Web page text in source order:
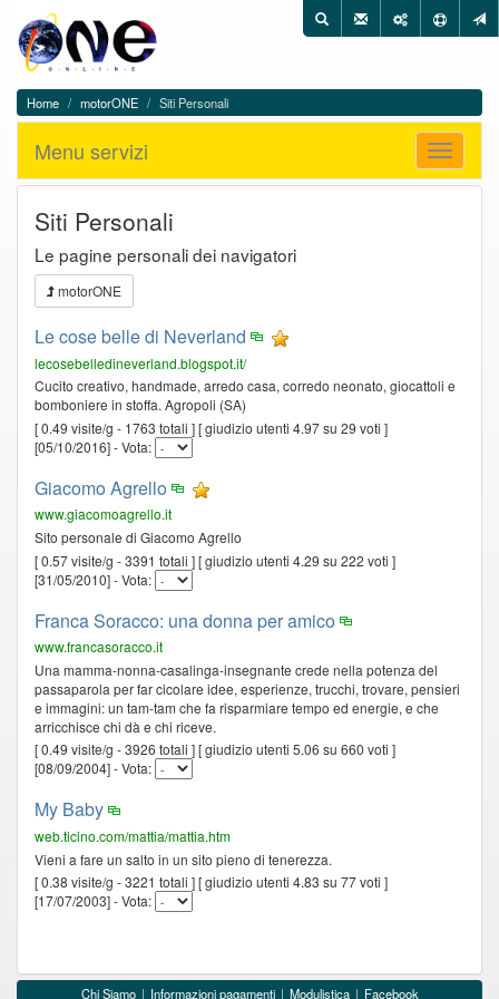
One
On
Line
-
motorONE,
WEB
Directory
del
Cilento
Utilità
Cerca
One
LineMenu
di
navigazione
Home motorONE Siti Personali
Menu
servizi
Apri
menu
Menu servizi
Siti Personali
Le pagine personali dei navigatori
motorONE
Le cose belle di Neverland
lecosebelledineverland.blogspot.it/
Cucito creativo, handmade, arredo casa, corredo neonato, giocattoli e
bomboniere in stoffa. Agropoli (SA)
[ 0.49 visite/g - 1763 totali ] [ giudizio utenti 4.97 su 29 voti ]
[05/10/2016] - Vota:
Giacomo Agrello
www.giacomoagrello.it
Sito personale di Giacomo Agrello
[ 0.57 visite/g - 3391 totali ] [ giudizio utenti 4.29 su 222 voti ]
[31/05/2010] - Vota:
Franca Soracco: una donna per amico
www.francasoracco.it
Una mamma-nonna-casalinga-insegnante crede nella potenza del
passaparola per far cicolare idee, esperienze, trucchi, trovare, pensieri
e immagini: un tam-tam che fa risparmiare tempo ed energie, e che
arricchisce chi dà e chi riceve.
[ 0.49 visite/g - 3926 totali ] [ giudizio utenti 5.06 su 660 voti ]
[08/09/2004] - Vota:
My Baby
web.ticino.com/mattia/mattia.htm
Vieni a fare un salto in un sito pieno di tenerezza.
[ 0.38 visite/g - 3221 totali ] [ giudizio utenti 4.83 su 77 voti ]
[17/07/2003] - Vota:
Chi Siamo Informazioni pagamenti Modulistica Facebook